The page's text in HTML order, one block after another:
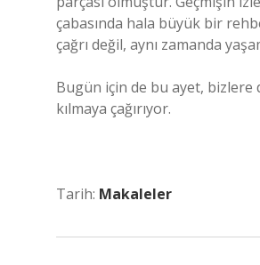
çabasında hala büyük bir
çağrı değil, aynı zamanda
Bugün için de bu ayet, bizlere
kılmaya çağırıyor.
Tarih: Makaleler